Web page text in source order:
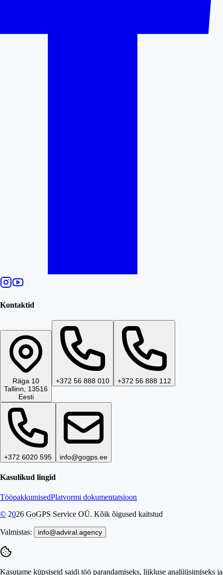
Kontaktid
Räga 10
Tallinn, 13516
Eesti
+372 56 888 010 +372 56 888 112
+372 6020 595 info@gogps.ee
Kasulikud lingid
TööpakkumisedPlatvormi dokumentatsioon
© 2026 GoGPS Service OÜ. Kõik õigused kaitstud
Valmistas: info@adviral.agency
Kasutame küpsiseid saidi töö parandamiseks, liikluse analüüsimiseks ja